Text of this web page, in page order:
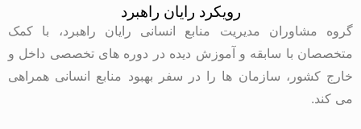
رویکرد رایان راهبرد
گروه مشاوران مدیریت منابع انسانی رایان راهبرد، با کمک
متخصصان با سابقه و آموزش دیده در دوره های تخصصی داخل و
خارج کشور، سازمان ها را در سفر بهبود منابع انسانی همراهی
می کند.